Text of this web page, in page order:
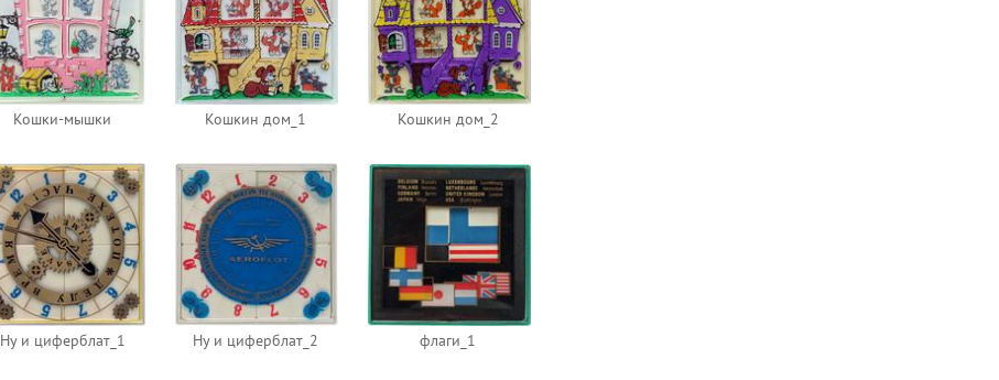
Кошки-мышки Кошкин дом_1 Кошкин дом_2
Ну и циферблат_1 Ну и циферблат_2 флаги_1